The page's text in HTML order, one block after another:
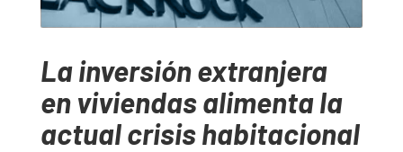
La inversión extranjera
en viviendas alimenta la
actual crisis habitacional